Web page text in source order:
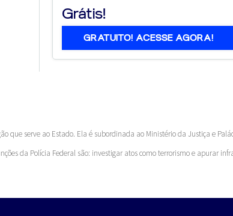
Grátis!
GRATUITO! ACESSE AGORA!
que serve ao Estado. Ela é subordinada ao Ministério da Justiça e
da Polícia Federal são: investigar atos como terrorismo e apurar